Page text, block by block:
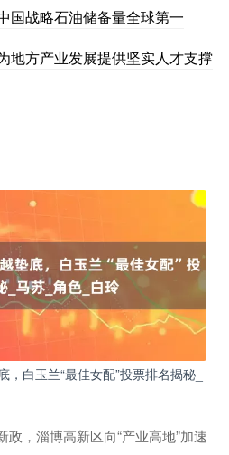
国战略石油储备量全球第一
地方产业发展提供坚实人才支撑
白玉兰“最佳女配”投票排名揭秘_
政，淄博高新区向“产业高地”加速